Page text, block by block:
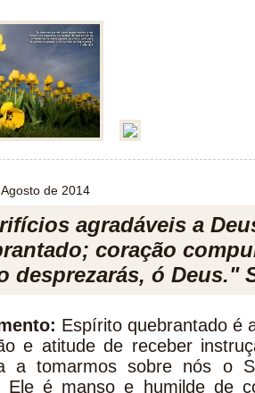
de 2014
agradáveis a
coração
desprezarás, ó Deus."
Espírito quebrantado é
e atitude de receber
a tomarmos sobre nós o
Ele é manso e humilde de